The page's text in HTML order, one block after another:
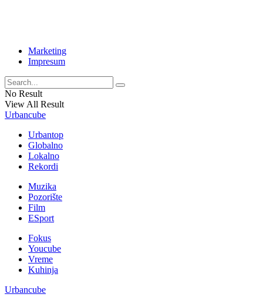
Marketing
Impresum
No Result
View All Result
Urbancube
Urbantop
Globalno
Lokalno
Rekordi
Muzika
Pozorište
Film
ESport
Fokus
Youcube
Vreme
Kuhinja
Urbancube